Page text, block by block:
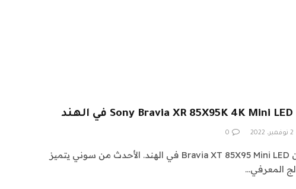
2 نوفمبر، 2022 0
أعلنت سوني عن تلفزيون Bravia XT 85X95 Mini LED في الهند. الأحدث من سوني يتميز